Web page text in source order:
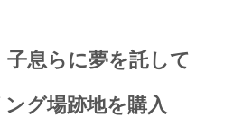
子息らに夢を託して
ング場跡地を購入